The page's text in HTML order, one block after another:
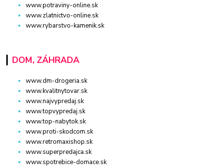
www.potraviny-online.sk
www.zlatnictvo-online.sk
www.rybarstvo-kamenik.sk
DOM, ZÁHRADA
www.dm-drogeria.sk
www.kvalitnytovar.sk
www.najvypredaj.sk
www.topvypredaj.sk
www.top-nabytok.sk
www.proti-skodcom.sk
www.retromaxishop.sk
www.superpredajca.sk
www.spotrebice-domace.sk